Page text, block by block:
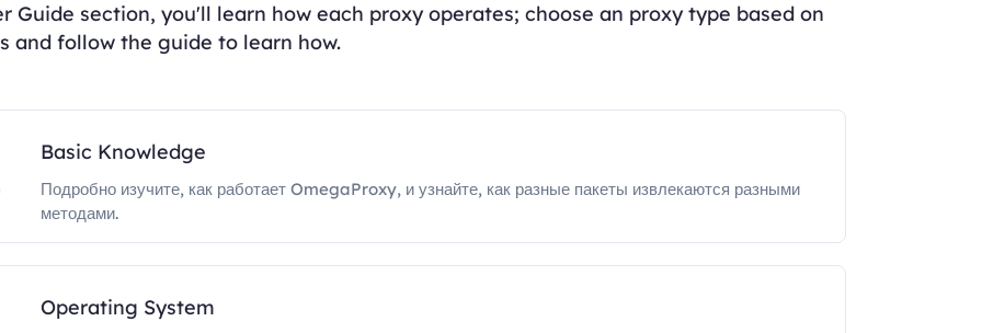
Guide section, you'll learn how each proxy operates; choose an proxy type based on
and follow the guide to learn how.
Basic Knowledge
Подробно изучите, как работает OmegaProxy, и узнайте, как разные пакеты извлекаются разными
методами.
Operating System